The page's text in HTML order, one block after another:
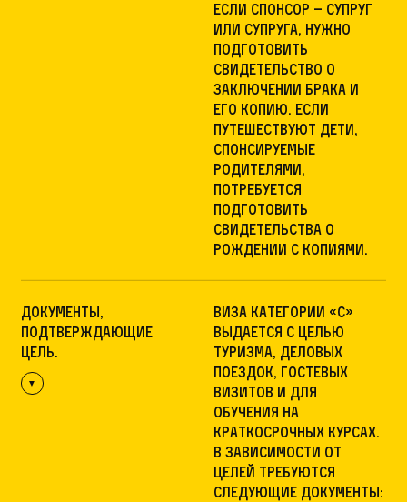
Если спонсор – супруг
или супруга, нужно
подготовить
свидетельство о
заключении брака и
его копию. Если
путешествуют дети,
спонсируемые
родителями,
потребуется
подготовить
свидетельства о
рождении с копиями.
Документы,
подтверждающие
цель.
Виза категории «С»
выдается с целью
туризма, деловых
поездок, гостевых
визитов и для
обучения на
краткосрочных курсах.
В зависимости от
целей требуются
следующие документы: